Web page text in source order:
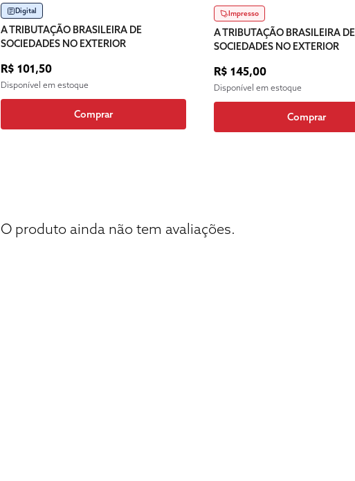
Digital
A TRIBUTAÇÃO BRASILEIRA DE
SOCIEDADES NO EXTERIOR
R$ 101,50
Disponível em estoque
Comprar
Impresso
A TRIBUTAÇÃO BRASILEIRA DE
SOCIEDADES NO EXTERIOR
R$ 145,00
Disponível em estoque
Comprar
O produto ainda não tem avaliações.